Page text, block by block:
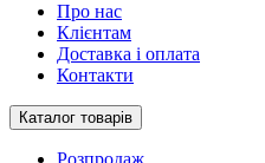
Про нас
Клієнтам
Доставка і оплата
Контакти
Каталог товарів
Розпродаж